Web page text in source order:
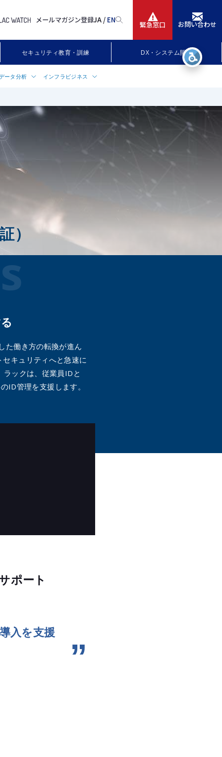
メールマガジン登録JA / EN 緊急窓口 お問い合わせ
セキュリティ教育・訓練 DX・システム開発
／
SIEM）
CA」
ータ分析
ームキャパシティ管理
（エラスティック スタッ
インフラビジネス
ビジネスについて
ンダー・マネジメント・オフィ
ビス
ューション関連製品
サービス
ニュースリリース
）
た働き方の転換が進ん
キュリティへと急速に
ックは、従業員IDと
ID管理を支援します。
ポート
入を支援